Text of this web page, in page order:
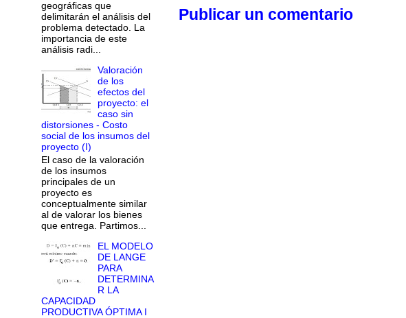
Publicar un comentario
geográficas que
delimitarán el análisis del
problema detectado. La
importancia de este
análisis radi...
Valoración
de los
efectos del
proyecto: el
caso sin
distorsiones - Costo
social de los insumos del
proyecto (I)
El caso de la valoración
de los insumos
principales de un
proyecto es
conceptualmente similar
al de valorar los bienes
que entrega. Partimos...
EL MODELO
DE LANGE
PARA
DETERMINA
R LA
CAPACIDAD
PRODUCTIVA ÓPTIMA I